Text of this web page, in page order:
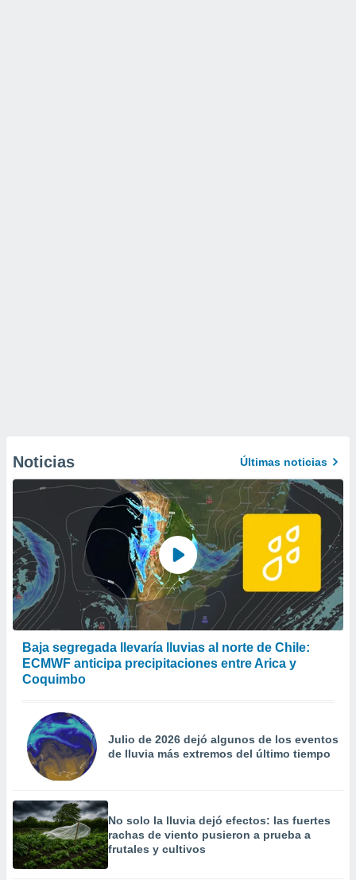
Noticias Últimas noticias
Baja segregada llevaría lluvias al norte de Chile:
ECMWF anticipa precipitaciones entre Arica y
Coquimbo
Julio de 2026 dejó algunos de los eventos
de lluvia más extremos del último tiempo
No solo la lluvia dejó efectos: las fuertes
rachas de viento pusieron a prueba a
frutales y cultivos